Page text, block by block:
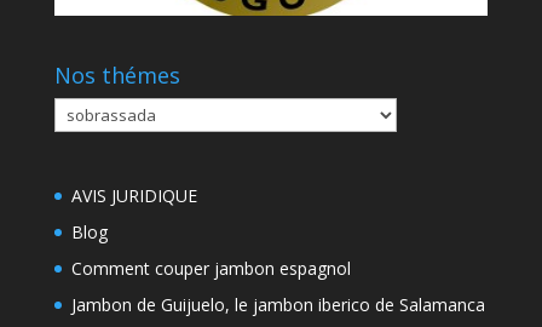
Nos thémes
Nos
thémes
AVIS JURIDIQUE
Blog
Comment couper jambon espagnol
Jambon de Guijuelo, le jambon iberico de Salamanca